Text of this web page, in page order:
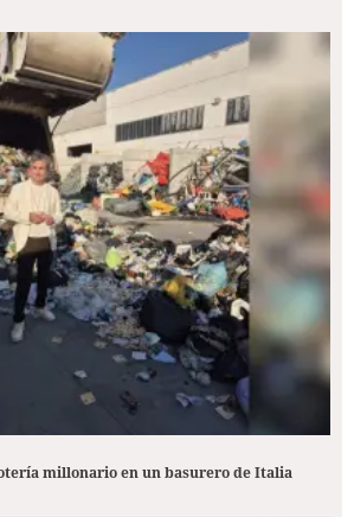
millonario en un basurero de Italia